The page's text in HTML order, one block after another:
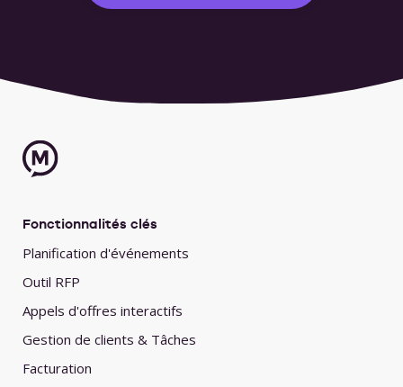
Fonctionnalités clés
Planification d'événements
Outil RFP
Appels d'offres interactifs
Gestion de clients & Tâches
Facturation